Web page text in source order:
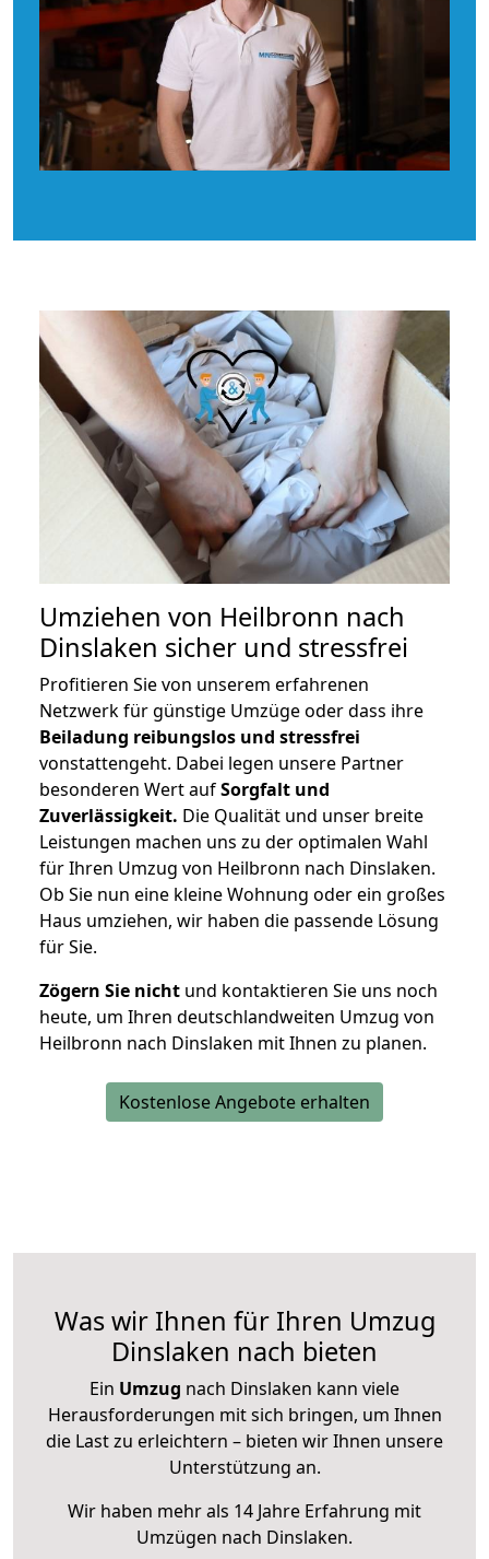
Umziehen von Heilbronn nach
Dinslaken sicher und stressfrei
Profitieren Sie von unserem erfahrenen
Netzwerk für günstige Umzüge oder dass ihre
Beiladung reibungslos und stressfrei
vonstattengeht. Dabei legen unsere Partner
besonderen Wert aufSorgfalt und
Zuverlässigkeit. Die Qualität und unser breite
Leistungen machen uns zu der optimalen Wahl
für Ihren Umzug von Heilbronn nach Dinslaken.
Ob Sie nun eine kleine Wohnung oder ein großes
Haus umziehen, wir haben die passende Lösung
für Sie.
Zögern Sie nicht und kontaktieren Sie uns noch
heute, um Ihren deutschlandweiten Umzug von
Heilbronn nach Dinslaken mit Ihnen zu planen.
Kostenlose Angebote erhalten
Was wir Ihnen für Ihren Umzug
Dinslaken nach bieten
Ein Umzug nach Dinslaken kann viele
Herausforderungen mit sich bringen, um Ihnen
die Last zu erleichtern – bieten wir Ihnen unsere
Unterstützung an.
Wir haben mehr als 14 Jahre Erfahrung mit
Umzügen nach Dinslaken.